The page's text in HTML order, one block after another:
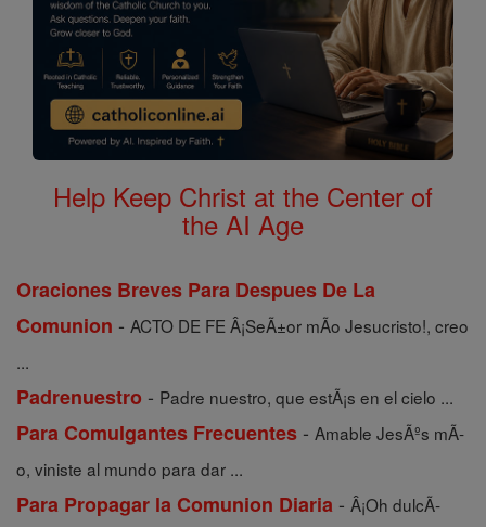
Help Keep Christ at the Center of
the AI Age
Oraciones Breves Para Despues De La
Comunion - ACTO DE FE Â¡SeÃ±or mÃ­o Jesucristo!, creo
...
Padrenuestro - Padre nuestro, que estÃ¡s en el cielo ...
Para Comulgantes Frecuentes - Amable JesÃºs mÃ­
o, viniste al mundo para dar ...
Para Propagar la Comunion Diaria - Â¡Oh dulcÃ­